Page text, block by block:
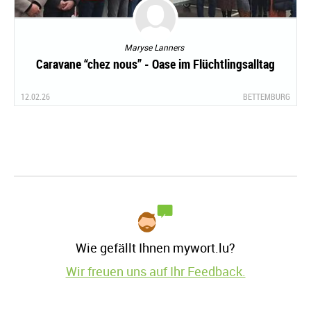
Maryse Lanners
Caravane “chez nous” - Oase im Flüchtlingsalltag
12.02.26 BETTEMBURG
Wie gefällt Ihnen mywort.lu?
Wir freuen uns auf Ihr Feedback.